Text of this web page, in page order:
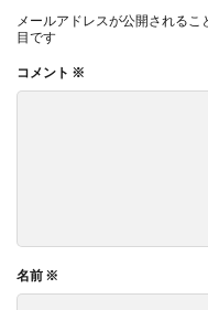
メールアドレスが公開されるこ
目です
コメント ※
名前 ※